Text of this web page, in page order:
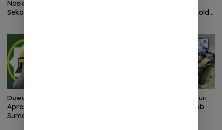
Nasional 2026 di Sejumlah
Sekolah Belum Sesuai
Gelar Aksi Damai Di Mapolda
Hermawan Bersikap Tegas .
Dewan Masjid Indonesia
Apresiasi Kinerja Polri
Sumatera Utara di HUT yang
Tim Monitoring BNPT Turun
Langsung, Pastikan Rehab